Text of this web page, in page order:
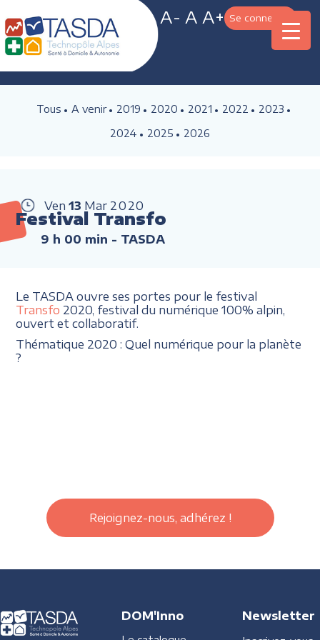
A- A A+ Se connecter
Tous A venir 2019 2020 2021 2022
2023
2024
2025 2026
Ven 13 Mar 2020
Festival Transfo
9 h 00 min - TASDA
Le TASDA ouvre ses portes pour le festival
Transfo 2020, festival du numérique 100% alpin,
ouvert et collaboratif.
Thématique 2020 : Quel numérique pour la planète
?
Rejoignez-nous, adhérez !
DOM'Inno Newsletter